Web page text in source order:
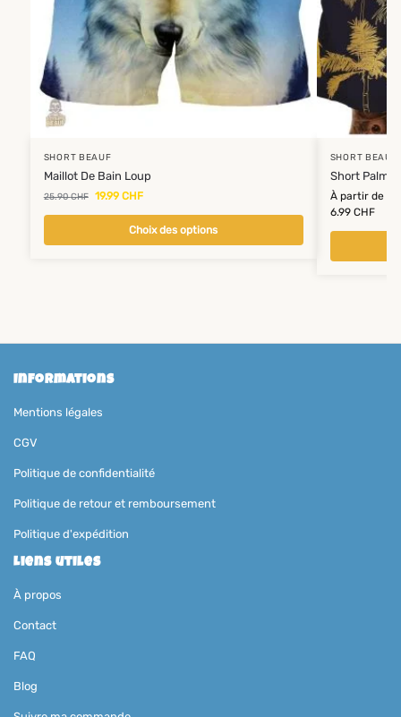
SHORT BEAUF
Maillot De Bain Loup
25.90CHF 19.99 CHF
Choix des options
SHORT BEAUF
Short
À partir de
6.99 CHF
Informations
Mentions légales
CGV
Politique de confidentialité
Politique de retour et remboursement
Politique d'expédition
Liens utiles
À propos
Contact
FAQ
Blog